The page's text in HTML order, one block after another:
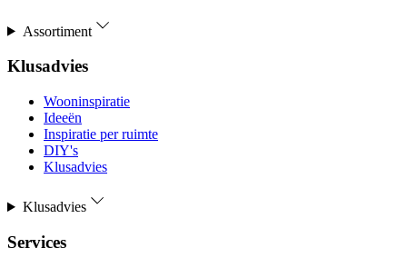
Assortiment
Klusadvies
Wooninspiratie
Ideeën
Inspiratie per ruimte
DIY's
Klusadvies
Klusadvies
Services